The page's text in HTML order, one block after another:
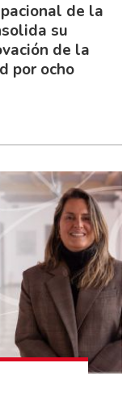
de la
su
de la
por ocho